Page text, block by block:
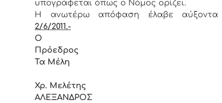
υπογράφεται όπως ο Νόμος ορίζει.
Η ανωτέρω απόφαση έλαβε αύξοντα
2/6/2011.-
Ο
Τα Μέλη
Χρ. Μελέτης